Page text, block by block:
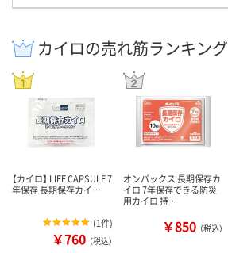
カイロの売れ筋ランキング
【カイロ】 LIFE CAPSULE 7
年保存 長期保存カイ…
(1件)
￥760 （税込）
オンパックス 長期保存カ
イロ 7年保存できる防災
用カイロ 持…
￥850 （税込）